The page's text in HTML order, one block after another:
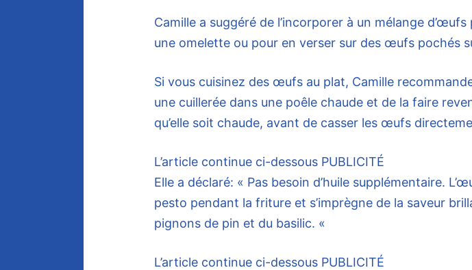
Camille a suggéré de l’incorporer à un mélange
une omelette ou pour en verser sur des œufs pochés
Si vous cuisinez des œufs au plat, Camille
une cuillerée dans une poêle chaude et de la faire
qu’elle soit chaude, avant de casser les œufs
L’article continue ci-dessous PUBLICITÉ
Elle a déclaré: « Pas besoin d’huile supplémentaire.
pesto pendant la friture et s’imprègne de la saveur
pignons de pin et du basilic. «
L’article continue ci-dessous PUBLICITÉ